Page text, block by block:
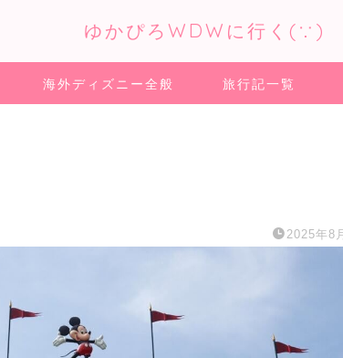
ゆかぴろWDWに行く(∵)
海外ディズニー全般 旅行記一覧
2025年8